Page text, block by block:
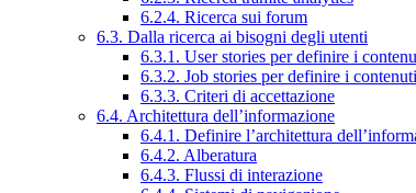
6.2.4. Ricerca sui forum
6.3. Dalla ricerca ai bisogni degli utenti
6.3.1. User stories per definire i
6.3.2. Job stories per definire i contenuti
6.3.3. Criteri di accettazione
6.4. Architettura dell’informazione
6.4.1. Definire l’architettura
6.4.2. Alberatura
6.4.3. Flussi di interazione